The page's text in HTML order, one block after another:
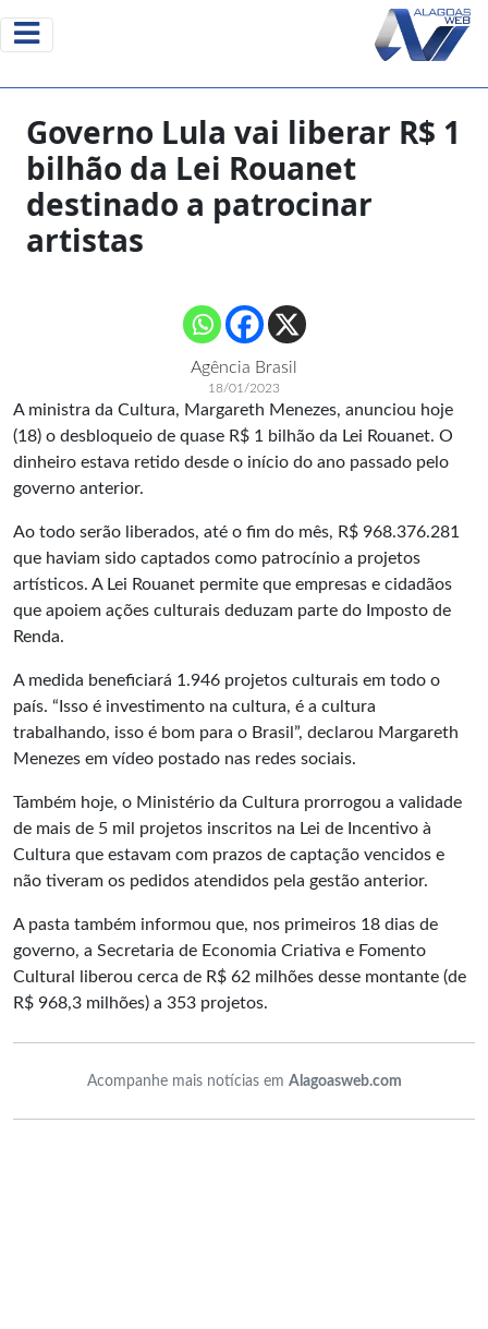
Governo Lula vai liberar R$ 1
bilhão da Lei Rouanet
destinado a patrocinar
artistas
Agência Brasil
18/01/2023
A ministra da Cultura, Margareth Menezes, anunciou hoje
(18) o desbloqueio de quase R$ 1 bilhão da Lei Rouanet. O
dinheiro estava retido desde o início do ano passado pelo
governo anterior.
Ao todo serão liberados, até o fim do mês, R$ 968.376.281
que haviam sido captados como patrocínio a projetos
artísticos. A Lei Rouanet permite que empresas e cidadãos
que apoiem ações culturais deduzam parte do Imposto de
Renda.
A medida beneficiará 1.946 projetos culturais em todo o
país. “Isso é investimento na cultura, é a cultura
trabalhando, isso é bom para o Brasil”, declarou Margareth
Menezes em vídeo postado nas redes sociais.
Também hoje, o Ministério da Cultura prorrogou a validade
de mais de 5 mil projetos inscritos na Lei de Incentivo à
Cultura que estavam com prazos de captação vencidos e
não tiveram os pedidos atendidos pela gestão anterior.
A pasta também informou que, nos primeiros 18 dias de
governo, a Secretaria de Economia Criativa e Fomento
Cultural liberou cerca de R$ 62 milhões desse montante (de
R$ 968,3 milhões) a 353 projetos.
Acompanhe mais notícias em Alagoasweb.com